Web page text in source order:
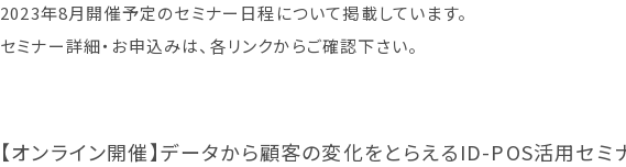
2023年8月開催予定のセミナー日程について掲載しています。
セミナー詳細・お申込みは、各リンクからご確認下さい。
【オンライン開催】データから顧客の変化をとらえるID-POS活用セミ